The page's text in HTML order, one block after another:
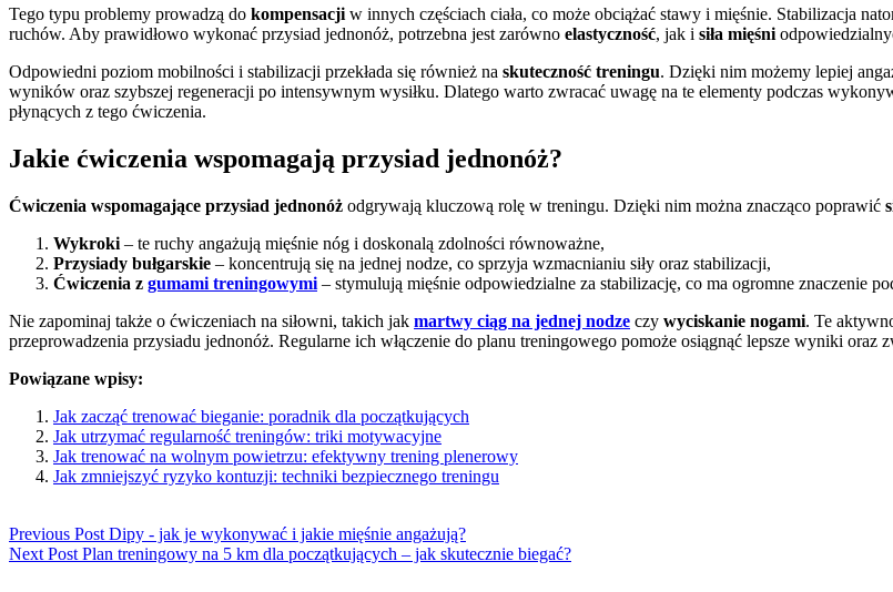
Tego typu problemy prowadzą do kompensacji w innych częściach ciała, co może obciążać stawy i mięśnie. Stabilizacja
ruchów. Aby prawidłowo wykonać przysiad jednonóż, potrzebna jest zarówno elastyczność, jak i siła mięśni
Odpowiedni poziom mobilności i stabilizacji przekłada się również na skuteczność treningu. Dzięki nim możemy lepiej
wyników oraz szybszej regeneracji po intensywnym wysiłku. Dlatego warto zwracać uwagę na te elementy podczas
płynących z tego ćwiczenia.
Jakie ćwiczenia wspomagają przysiad jednonóż?
Ćwiczenia wspomagające przysiad jednonóż odgrywają kluczową rolę w treningu. Dzięki nim można znacząco poprawić
Wykroki – te ruchy angażują mięśnie nóg i doskonalą zdolności równoważne,
Przysiady bułgarskie – koncentrują się na jednej nodze, co sprzyja wzmacnianiu siły oraz stabilizacji,
Ćwiczenia z gumami treningowymi – stymulują mięśnie odpowiedzialne za stabilizację, co ma ogromne znaczenie
Nie zapominaj także o ćwiczeniach na siłowni, takich jak martwy ciąg na jednej nodze czy wyciskanie nogami. Te
przeprowadzenia przysiadu jednonóż. Regularne ich włączenie do planu treningowego pomoże osiągnąć lepsze wyniki
Powiązane wpisy:
Jak zacząć trenować bieganie: poradnik dla początkujących
Jak utrzymać regularność treningów: triki motywacyjne
Jak trenować na wolnym powietrzu: efektywny trening plenerowy
Jak zmniejszyć ryzyko kontuzji: techniki bezpiecznego treningu
Previous Post Dipy - jak je wykonywać i jakie mięśnie angażują?
Next Post Plan treningowy na 5 km dla początkujących – jak skutecznie biegać?